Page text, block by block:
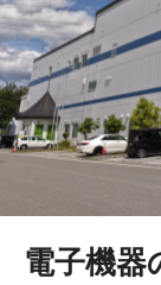
電子機器